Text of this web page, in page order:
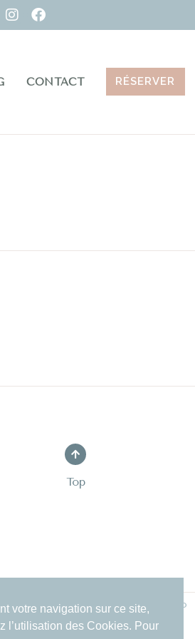
CONTACT RÉSERVER
Top
LIW STUDIO
votre navigation sur ce site,
l’utilisation des Cookies. Pour